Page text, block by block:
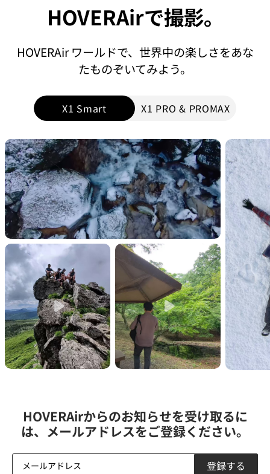
HOVERAirで撮影。
HOVERAir ワールドで、世界中の楽しさをあな
たものぞいてみよう。
X1 Smart X1 PRO & PROMAX
HOVERAirからのお知らせを受け取るに
は、メールアドレスをご登録ください。
登録する